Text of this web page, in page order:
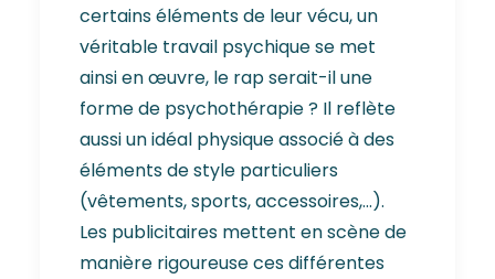
certains éléments de leur vécu, un
véritable travail psychique se met
ainsi en œuvre, le rap serait-il une
forme de psychothérapie ? Il reflète
aussi un idéal physique associé à des
éléments de style particuliers
(vêtements, sports, accessoires,…).
Les publicitaires mettent en scène de
manière rigoureuse ces différentes